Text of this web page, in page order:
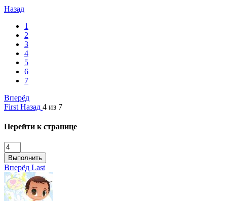
Назад
1
2
3
4
5
6
7
Вперёд
First Назад 4 из 7
Перейти к странице
Выполнить
Вперёд Last